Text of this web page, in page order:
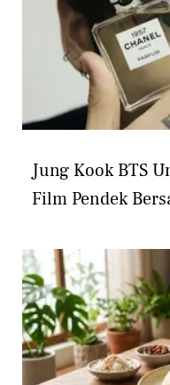
Jung Kook BTS
Film Pendek